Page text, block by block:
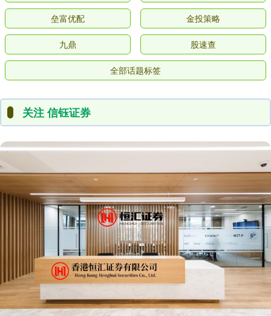
垒富优配 金投策略
九鼎 股速查
全部话题标签
关注 信钰证券